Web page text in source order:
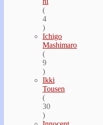
(
4
)
Ichigo
Mashimaro
(
9
)
Ikki
Tousen
(
30
)